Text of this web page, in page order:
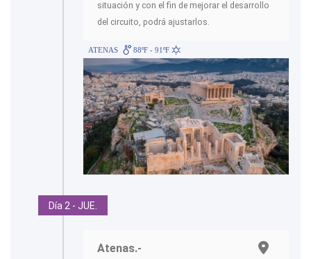
situación y con el fin de mejorar el desarrollo
del circuito, podrá ajustarlos.
ATENAS 88ºF - 91ºF
Día 2 - JUE.
Atenas.-